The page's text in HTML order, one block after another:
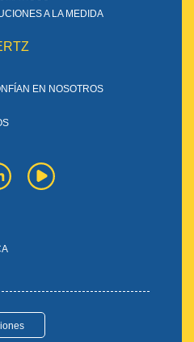
A LA MEDIDA
EN NOSOTROS